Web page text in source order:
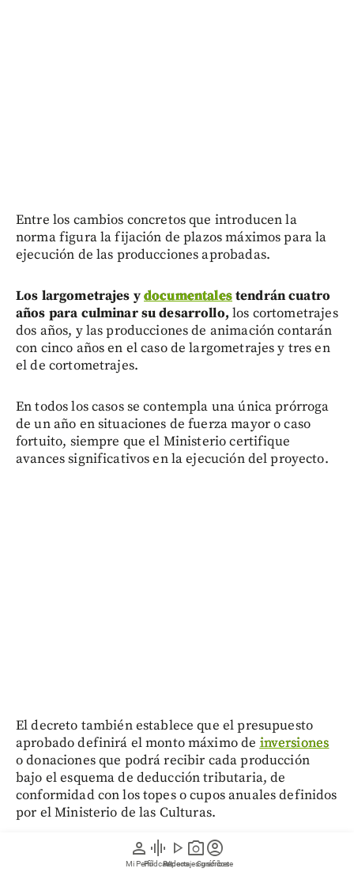
person
Mi Perfil
graphic_eq
Pódcast
play_arrow
Videos
photo_camera
Reportajes gráficos
account_circle
Suscríbete
Entre los cambios concretos que introducen la
norma figura la fijación de plazos máximos para la
ejecución de las producciones aprobadas.
Los largometrajes ydocumentalestendrán cuatro
años para culminar su desarrollo, los cortometrajes
dos años, y las producciones de animación contarán
con cinco años en el caso de largometrajes y tres en
el de cortometrajes.
En todos los casos se contempla una única prórroga
de un año en situaciones de fuerza mayor o caso
fortuito, siempre que el Ministerio certifique
avances significativos en la ejecución del proyecto.
El decreto también establece que el presupuesto
aprobado definirá el monto máximo de inversiones
o donaciones que podrá recibir cada producción
bajo el esquema de deducción tributaria, de
conformidad con los topes o cupos anuales definidos
por el Ministerio de las Culturas.
Entre los requisitos exigidos a los realizadores figura